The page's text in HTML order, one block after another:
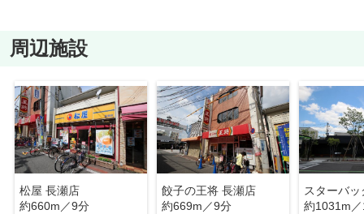
周辺施設
松屋 長瀬店
約660m／9分
餃子の王将 長瀬店
約669m／9分
約1031m